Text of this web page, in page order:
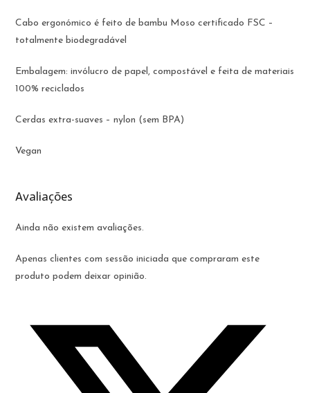
Cabo ergonómico é feito de bambu Moso certificado FSC –
totalmente biodegradável
Embalagem: invólucro de papel, compostável e feita de materiais
100% reciclados
Cerdas extra-suaves – nylon (sem BPA)
Vegan
Avaliações
Ainda não existem avaliações.
Apenas clientes com sessão iniciada que compraram este
produto podem deixar opinião.